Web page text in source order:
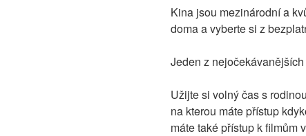
Kina jsou mezinárodní a
doma a vyberte si z
Jeden z
Užijte si volný čas s
na kterou máte přístup
máte také přístup k filmům